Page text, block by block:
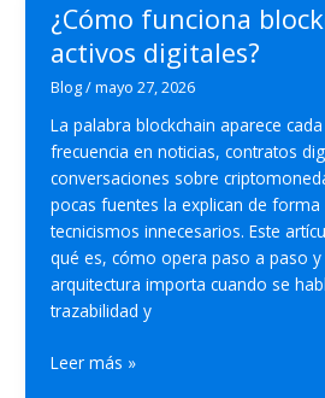
definición,
tipos
y
riesgos
legales
¿Cómo funciona
activos digitales?
Blog/mayo 27, 2026
La palabra blockchain aparece
frecuencia en noticias, contratos
conversaciones sobre
pocas fuentes la explican de forma
tecnicismos innecesarios. Este
qué es, cómo opera paso a paso
arquitectura importa cuando se
trazabilidad y
¿Cómo
Leer más »